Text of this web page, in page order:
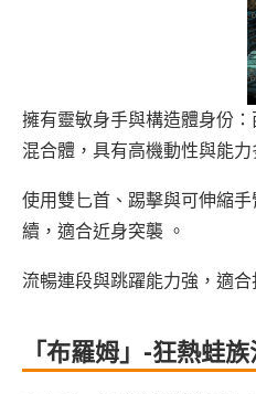
擁有靈敏身手與構造體身份
混合體，具有高機動性與能力
使用雙匕首、踢擊與可伸縮
續，適合近身突襲 。
流暢連段與跳躍能力強，適合
「布羅姆」-狂熱蛙